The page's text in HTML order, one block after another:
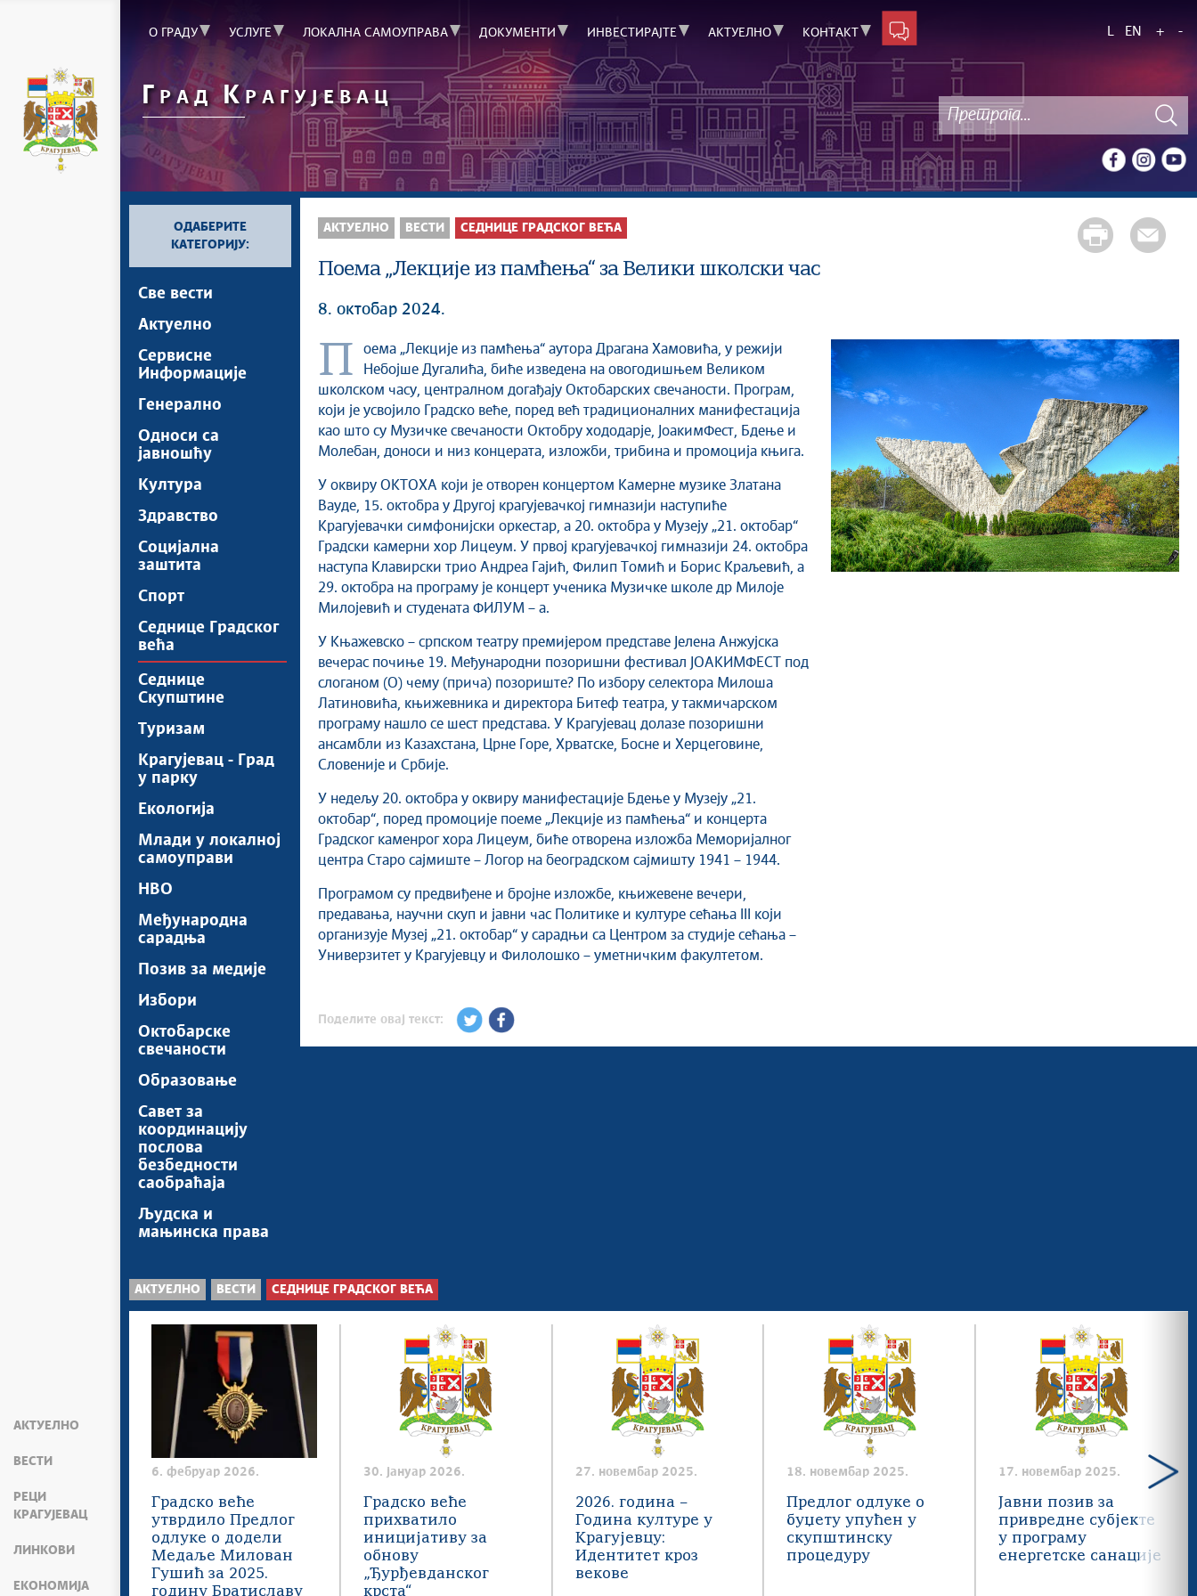
АКТУЕЛНО
ВЕСТИ
РЕЦИ
КРАГУЈЕВАЦ
ЛИНКОВИ
ЕКОНОМИЈА
О ГРАДУ УСЛУГЕ ЛОКАЛНА САМОУПРАВА ДОКУМЕНТИ ИНВЕСТИРАЈТЕ АКТУЕЛНО КОНТАКТ L EN + -
Г РАДКРАГУЈЕВАЦ
ОДАБЕРИТЕ
КАТЕГОРИЈУ:
Све вести
Актуелно
Сервисне
Информације
Генерално
Односи са
јавношћу
Култура
Здравство
Социјална
заштита
Спорт
Седнице Градског
већа
Седнице
Скупштине
Туризам
Крагујевац - Град
у парку
Екологија
Млади у локалној
самоуправи
НВО
Међународна
сарадња
Позив за медије
Избори
Октобарске
свечаности
Образовање
Савет за
координацију
послова
безбедности
саобраћаја
Људска и
мањинска права
АКТУЕЛНО ВЕСТИ СЕДНИЦЕ ГРАДСКОГ ВЕЋА
Поема „Лекције из памћења“ за Велики школски час
8. октобар 2024.
Поема „Лекције из памћења“ аутора Драгана Хамовића, у режији
Небојше Дугалића, биће изведена на овогодишњем Великом
школском часу, централном догађају Октобарских свечаности. Програм,
који је усвојило Градско веће, поред већ традиционалних манифестација
као што су Музичке свечаности Октобру хододарје, ЈоакимФест, Бдење и
Молебан, доноси и низ концерата, изложби, трибина и промоција књига.
У оквиру ОКТОХА који је отворен концертом Камерне музике Златана
Вауде, 15. октобра у Другој крагујевачкој гимназији наступиће
Крагујевачки симфонијски оркестар, а 20. октобра у Музеју „21. октобар“
Градски камерни хор Лицеум. У првој крагујевачкој гимназији 24. октобра
наступа Клавирски трио Андреа Гајић, Филип Томић и Борис Краљевић, а
29. октобра на програму је концерт ученика Музичке школе др Милоје
Милојевић и студената ФИЛУМ – а.
У Књажевско – српском театру премијером представе Јелена Анжујска
вечерас почиње 19. Међународни позоришни фестивал ЈОАКИМФЕСТ под
слоганом (О) чему (прича) позориште? По избору селектора Милоша
Латиновића, књижевника и директора Битеф театра, у такмичарском
програму нашло се шест представа. У Крагујевац долазе позоришни
ансамбли из Казахстана, Црне Горе, Хрватске, Босне и Херцеговине,
Словеније и Србије.
У недељу 20. октобра у оквиру манифестације Бдење у Музеју „21.
октобар“, поред промоције поеме „Лекције из памћења“ и концерта
Градског каменрог хора Лицеум, биће отворена изложба Меморијалног
центра Старо сајмиште – Логор на београдском сајмишту 1941 – 1944.
Програмом су предвиђене и бројне изложбе, књижевене вечери,
предавања, научни скуп и јавни час Политике и културе сећања III који
организује Музеј „21. октобар“ у сарадњи са Центром за студије сећања –
Универзитет у Крагујевцу и Филолошко – уметничким факултетом.
Поделите овај текст:
АКТУЕЛНО ВЕСТИ СЕДНИЦЕ ГРАДСКОГ ВЕЋА
6. фебруар 2026.
Градско веће
утврдило Предлог
одлуке о додели
Медаље Милован
Гушић за 2025.
годину Братиславу
30. јануар 2026.
Градско веће
прихватило
иницијативу за
обнову
„Ђурђевданског
крста“
27. новембар 2025.
2026. година –
Година културе у
Крагујевцу:
Идентитет кроз
векове
18. новембар 2025.
Предлог одлуке о
буџету упућен у
скупштинску
процедуру
17. новембар 2025.
Јавни позив за
привредне субјекте
у програму
енергетске санације